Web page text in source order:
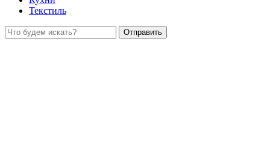
Текстиль